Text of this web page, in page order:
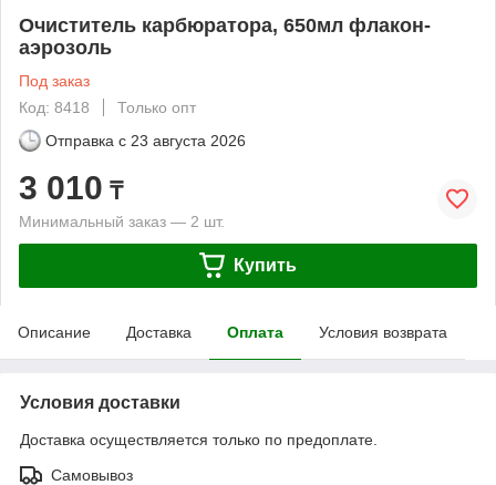
Очиститель карбюратора, 650мл флакон-
аэрозоль
Под заказ
Код: 8418
Только опт
Отправка с 23 августа 2026
3 010 ₸
Минимальный заказ — 2 шт.
Купить
Описание Доставка Оплата Условия возврата
Условия доставки
Доставка осуществляется только по предоплате.
Самовывоз